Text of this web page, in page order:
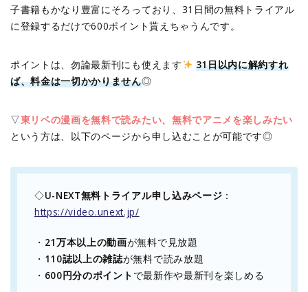
子書籍もかなり豊富にそろっており、31日間の無料トライアル
に登録するだけで600ポイント貰えちゃうんです。
ポイントは、勿論最新刊にも使えます
31日以内に解約すれ
ば、料金は一切かかりません◎
▽東リベの漫画を無料で読みたい、 無料でアニメを楽しみたい
という方は、以下のページから申し込むことが可能です◎
◇U-NEXT無料トライアル申し込みページ ：
https://video.unext.jp/
・ 21万本以上の動画が無料で見放題
・ 110誌以上の雑誌が無料で読み放題
・ 600円分のポイント で最新作や最新刊を楽しめる